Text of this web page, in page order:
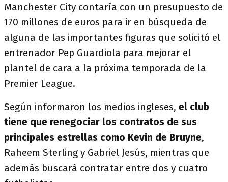
Manchester City contaría con un presupuesto de
170 millones de euros para ir en búsqueda de
alguna de las importantes figuras que solicitó el
entrenador Pep Guardiola para mejorar el
plantel de cara a la próxima temporada de la
Premier League.
Según informaron los medios ingleses, el club
tiene que renegociar los contratos de sus
principales estrellas como Kevin de Bruyne,
Raheem Sterling y Gabriel Jesús, mientras que
además buscará contratar entre dos y cuatro